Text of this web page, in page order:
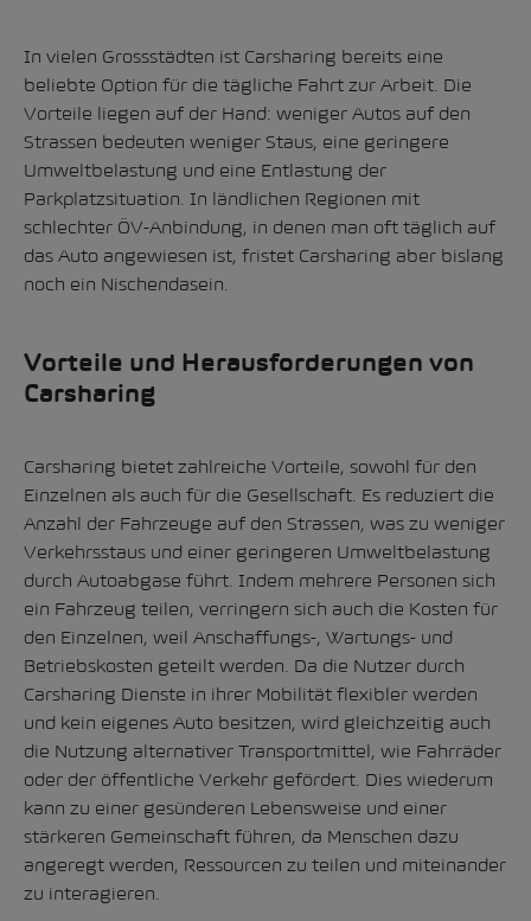
In vielen Grossstädten ist Carsharing bereits eine
beliebte Option für die tägliche Fahrt zur Arbeit. Die
Vorteile liegen auf der Hand: weniger Autos auf den
Strassen bedeuten weniger Staus, eine geringere
Umweltbelastung und eine Entlastung der
Parkplatzsituation. In ländlichen Regionen mit
schlechter ÖV-Anbindung, in denen man oft täglich auf
das Auto angewiesen ist, fristet Carsharing aber bislang
noch ein Nischendasein.
Vorteile und Herausforderungen von
Carsharing
Carsharing bietet zahlreiche Vorteile, sowohl für den
Einzelnen als auch für die Gesellschaft. Es reduziert die
Anzahl der Fahrzeuge auf den Strassen, was zu weniger
Verkehrsstaus und einer geringeren Umweltbelastung
durch Autoabgase führt. Indem mehrere Personen sich
ein Fahrzeug teilen, verringern sich auch die Kosten für
den Einzelnen, weil Anschaffungs-, Wartungs- und
Betriebskosten geteilt werden. Da die Nutzer durch
Carsharing Dienste in ihrer Mobilität flexibler werden
und kein eigenes Auto besitzen, wird gleichzeitig auch
die Nutzung alternativer Transportmittel, wie Fahrräder
oder der öffentliche Verkehr gefördert. Dies wiederum
kann zu einer gesünderen Lebensweise und einer
stärkeren Gemeinschaft führen, da Menschen dazu
angeregt werden, Ressourcen zu teilen und miteinander
zu interagieren.